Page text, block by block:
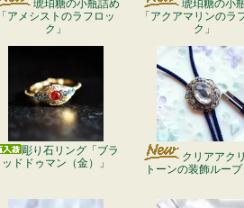
琥珀糖の小瓶詰め
「アメシストのラフロッ
ク」
琥珀糖の小
「アクアマリンのラ
ク」
彫り石リング「ブラ
ッドドゥマン（金）」
クリアアク
トーンの装飾ルー